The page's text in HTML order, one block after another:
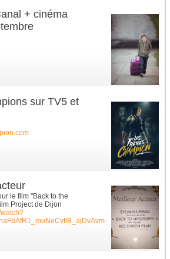
+ cinéma
sur TV5 et
le film "Back to the
Project de Dijon